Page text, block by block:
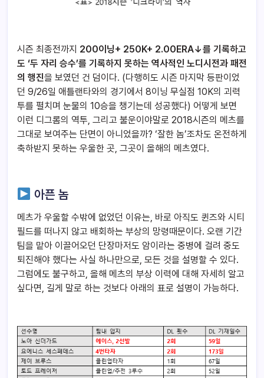
시즌 최종전까지 200이닝+ 250K+ 2.00ERA↓를 기록하고
도 ‘두 자리 승수’를 기록하지 못하는 역사적인 노디시전과 패전
의 행진을 보였던 건 덤이다. (다행히도 시즌 마지막 등판이었
던 9/26일 애틀랜타와의 경기에서 8이닝 무실점 10K의 괴력
투를 펼치며 눈물의 10승을 챙기는데 성공했다) 어떻게 보면
이런 디그롬의 역투, 그리고 불운이야말로 2018시즌의 메츠를
그대로 보여주는 단면이 아니었을까? ‘잘한 놈’조차도 온전하게
축하받지 못하는 우울한 곳, 그곳이 올해의 메츠였다.
아픈 놈
메츠가 우울할 수밖에 없었던 이유는, 바로 아직도 퀸즈와 시티
필드를 떠나지 않고 배회하는 부상의 망령때문이다. 오랜 기간
팀을 맡아 이끌어오던 단장마저도 암이라는 중병에 걸려 중도
퇴진해야 했다는 사실 하나만으로, 모든 것을 설명할 수 있다.
그럼에도 불구하고, 올해 메츠의 부상 이력에 대해 자세히 알고
싶다면, 길게 말로 하는 것보다 아래의 표로 설명이 가능하다.